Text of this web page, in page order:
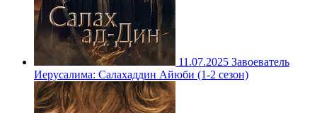
11.07.2025 Завоеватель
Иерусалима: Салахаддин Айюби (1-2 сезон)